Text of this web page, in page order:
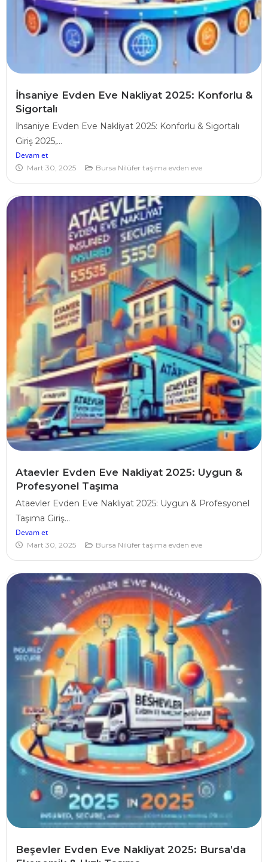
İhsaniye Evden Eve Nakliyat 2025: Konforlu &
Sigortalı
İhsaniye Evden Eve Nakliyat 2025: Konforlu & Sigortalı
Giriş 2025,...
Devam et
Mart 30, 2025 Bursa Nilüfer taşıma evden eve
Ataevler Evden Eve Nakliyat 2025: Uygun &
Profesyonel Taşıma
Ataevler Evden Eve Nakliyat 2025: Uygun & Profesyonel
Taşıma Giriş...
Devam et
Mart 30, 2025 Bursa Nilüfer taşıma evden eve
Beşevler Evden Eve Nakliyat 2025: Bursa’da